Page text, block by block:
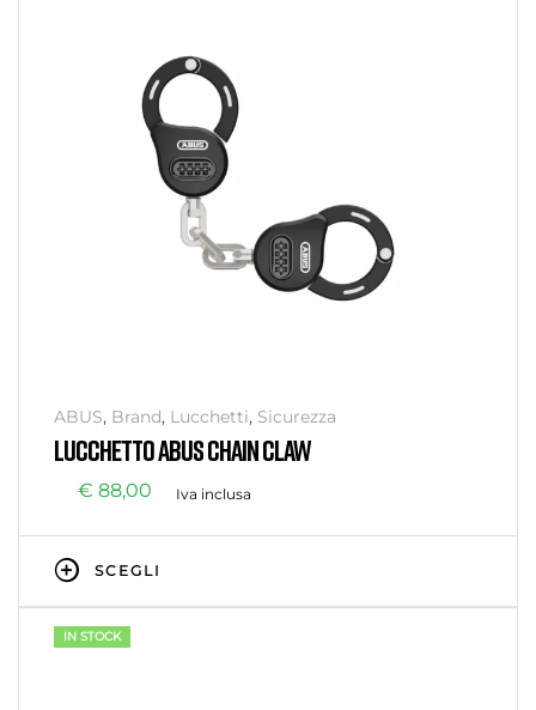
ABUS, Brand, Lucchetti, Sicurezza
LUCCHETTO ABUS CHAIN CLAW
€ 88,00 Iva inclusa
SCEGLI
IN STOCK